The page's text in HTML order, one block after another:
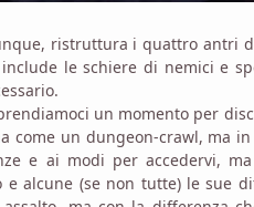
ristruttura i quattro antri
le schiere di nemici e
un momento per
come un dungeon-crawl,
e ai modi per accedervi,
e alcune (se non tutte) le sue